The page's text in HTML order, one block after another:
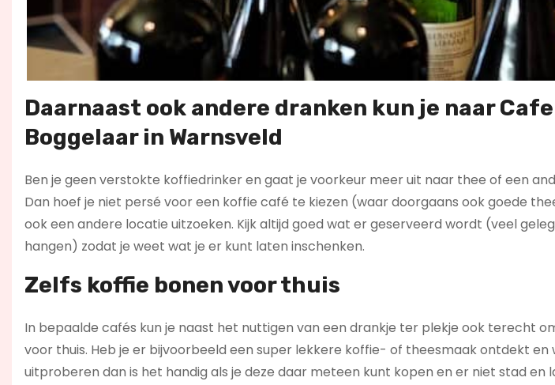
Daarnaast ook andere dranken kun je naar
Boggelaar in Warnsveld
Ben je geen verstokte koffiedrinker en gaat je voorkeur meer uit naar thee of een
Dan hoef je niet persé voor een koffie café te kiezen (waar doorgaans ook goede
ook een andere locatie uitzoeken. Kijk altijd goed wat er geserveerd wordt (veel
hangen) zodat je weet wat je er kunt laten inschenken.
Zelfs koffie bonen voor thuis
In bepaalde cafés kun je naast het nuttigen van een drankje ter plekje ook terecht
voor thuis. Heb je er bijvoorbeeld een super lekkere koffie- of theesmaak ontdekt en
uitproberen dan is het handig als je deze daar meteen kunt kopen en er niet stad en